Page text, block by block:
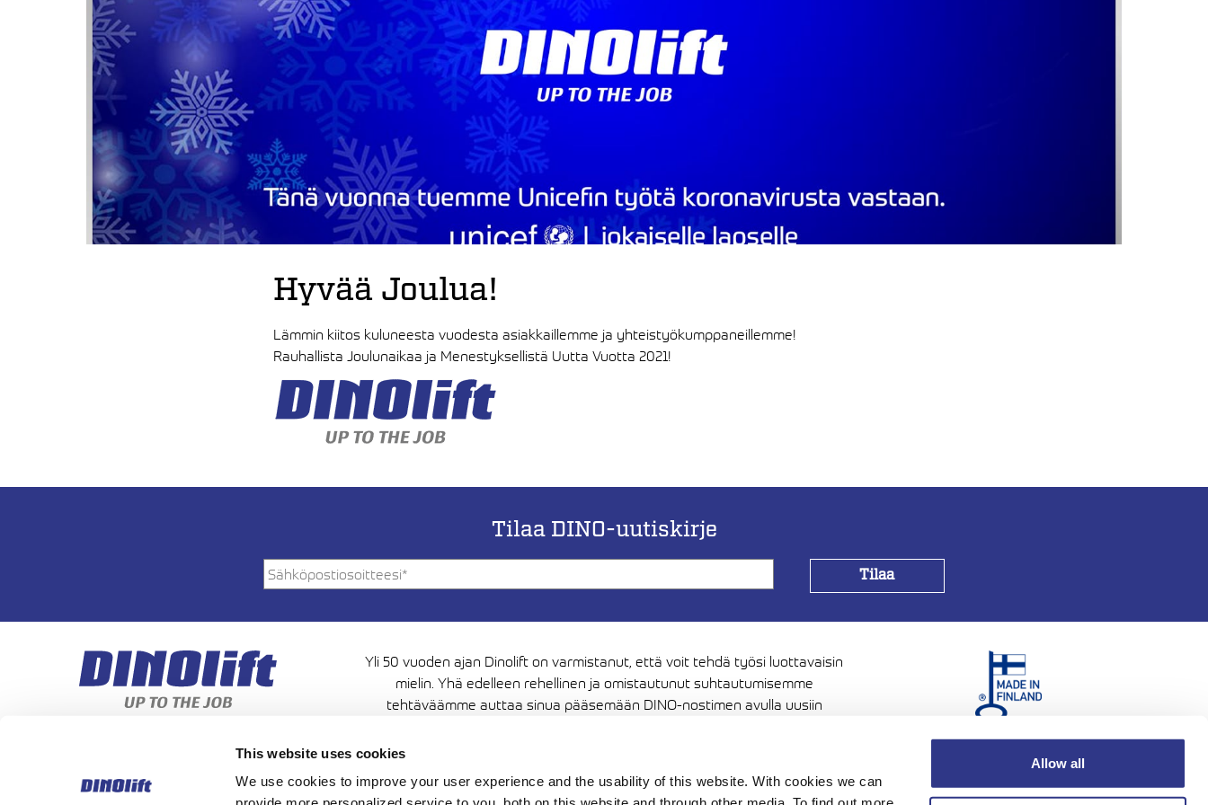
This website uses cookies
We use cookies to improve your user experience and the usability of this website. With cookies we can
Allow all
Hyvää Joulua!
Lämmin kiitos kuluneesta vuodesta asiakkaillemme ja yhteistyökumppaneillemme!
Rauhallista Joulunaikaa ja Menestyksellistä Uutta Vuotta 2021!
Tilaa DINO-uutiskirje
Yli 50 vuoden ajan Dinolift on varmistanut, että voit tehdä työsi luottavaisin
mielin. Yhä edelleen rehellinen ja omistautunut suhtautumisemme
tehtäväämme auttaa sinua pääsemään DINO-nostimen avulla uusiin